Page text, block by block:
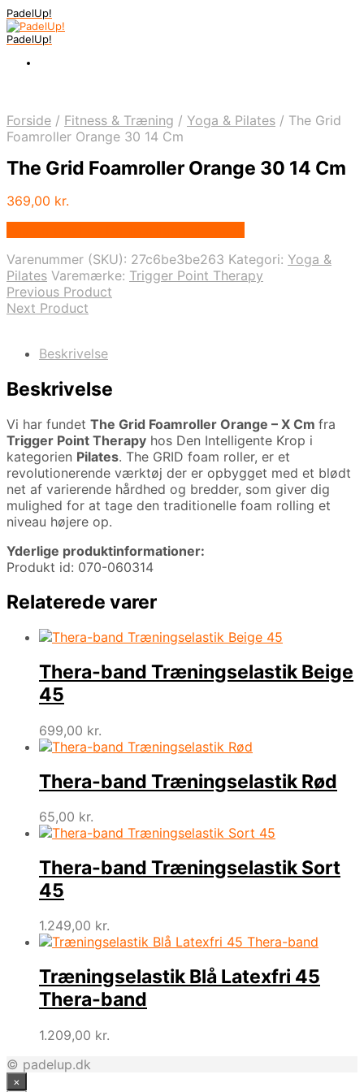
PadelUp!
PadelUp!
Forside / Fitness & Træning / Yoga & Pilates / The Grid
Foamroller Orange 30 14 Cm
The Grid Foamroller Orange 30 14 Cm
369,00 kr.
Varenummer (SKU): 27c6be3be263 Kategori: Yoga &
Pilates Varemærke: Trigger Point Therapy
Previous Product
Next Product
Beskrivelse
Beskrivelse
Vi har fundet The Grid Foamroller Orange – X Cm fra
Trigger Point Therapy hos Den Intelligente Krop i
kategorien Pilates. The GRID foam roller, er et
revolutionerende værktøj der er opbygget med et blødt
net af varierende hårdhed og bredder, som giver dig
mulighed for at tage den traditionelle foam rolling et
niveau højere op.
Yderlige produktinformationer:
Produkt id: 070-060314
Relaterede varer
Thera-band Træningselastik Beige
45
699,00 kr.
Thera-band Træningselastik Rød
65,00 kr.
Thera-band Træningselastik Sort
45
1.249,00 kr.
Træningselastik Blå Latexfri 45
Thera-band
1.209,00 kr.
© padelup.dk
×